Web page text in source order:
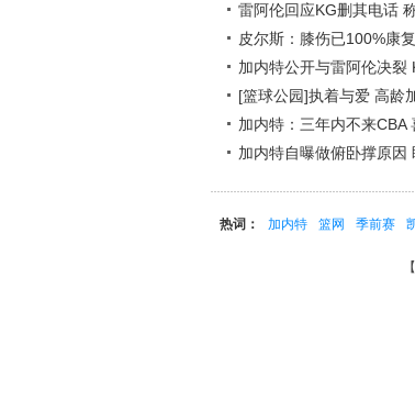
雷阿伦回应KG删其电话
皮尔斯：膝伤已100%康
加内特公开与雷阿伦决裂
[篮球公园]执着与爱 高龄
加内特：三年内不来CBA
加内特自曝做俯卧撑原因
热词： 加内特 篮网 季前赛
【